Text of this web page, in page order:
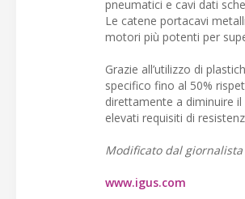
pneumatici e cavi dati
Le catene portacavi
motori più potenti per
Grazie all’utilizzo di
specifico fino al 50%
direttamente a diminuire
elevati requisiti di
Modificato dal
www.igus.com